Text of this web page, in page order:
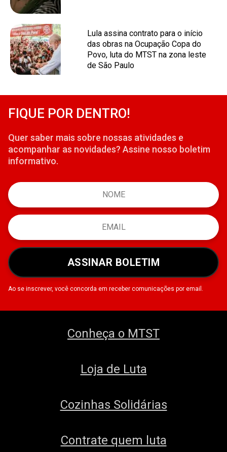
Lula assina contrato para o início
das obras na Ocupação Copa do
Povo, luta do MTST na zona leste
de São Paulo
FIQUE POR DENTRO!
Quer saber mais sobre nossas atividades e
acompanhar as novidades? Assine nosso boletim
informativo.
ASSINAR BOLETIM
Ao se inscrever, você concorda em receber comunicações por email.
Conheça o MTST
Loja de Luta
Cozinhas Solidárias
Contrate quem luta